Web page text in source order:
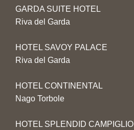
GARDA SUITE HOTEL
Riva del Garda
HOTEL SAVOY PALACE
Riva del Garda
HOTEL CONTINENTAL
Nago Torbole
HOTEL SPLENDID CAMPIGLIO